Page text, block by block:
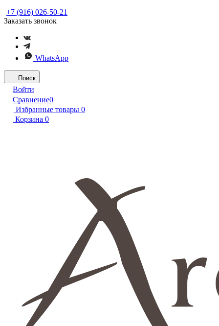
+7 (916) 026-50-21
Заказать звонок
WhatsApp
Поиск
Войти
Сравнение0
Избранные товары 0
Корзина 0